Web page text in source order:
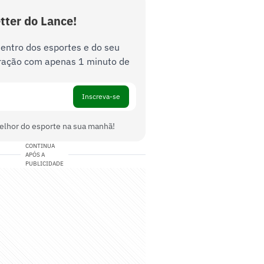
do Lance!
dos esportes e do seu
com apenas 1 minuto de
Inscreva-se
do esporte na sua manhã!
CONTINUA
APÓS A
PUBLICIDADE